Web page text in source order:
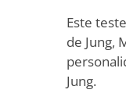
Este
de Jung,
Jung.